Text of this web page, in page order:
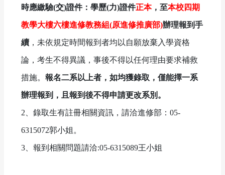
時應繳驗(交)證件：學歷(力)證件正本，至本校四期
教學大樓六樓進修教務組(原進修推廣部)辦理報到手
續，未依規定時間報到者均以自願放棄入學資格
論，考生不得異議，事後不得以任何理由要求補救
措施。 報名二系以上者，如均獲錄取，僅能擇一系
辦理報到，且報到後不得申請更改系別。
2、錄取生有註冊相關資訊，請洽進修部：05-
6315072郭小姐。
3、報到相關問題請洽:05-6315089王小姐